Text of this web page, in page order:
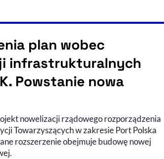
plan wobec
infrastrukturalnych
Powstanie nowa
nowelizacji rządowego rozporządzenia
Towarzyszących w zakresie Port Polska
rozszerzenie obejmuje budowę nowej